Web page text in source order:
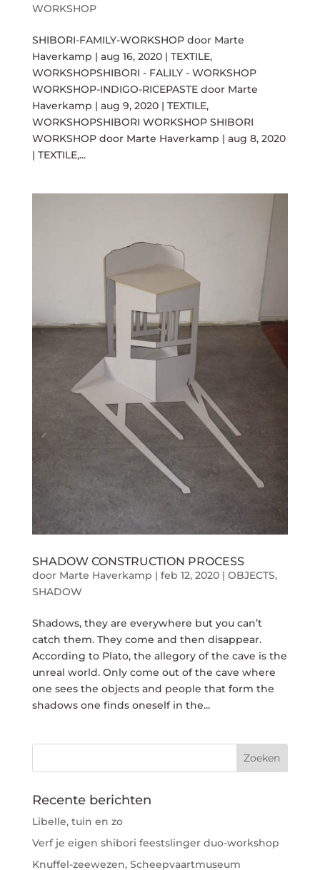
WORKSHOP
SHIBORI-FAMILY-WORKSHOP door Marte
Haverkamp | aug 16, 2020 | TEXTILE,
WORKSHOPSHIBORI - FALILY - WORKSHOP
WORKSHOP-INDIGO-RICEPASTE door Marte
Haverkamp | aug 9, 2020 | TEXTILE,
WORKSHOPSHIBORI WORKSHOP SHIBORI
WORKSHOP door Marte Haverkamp | aug 8, 2020
| TEXTILE,...
SHADOW CONSTRUCTION PROCESS
door Marte Haverkamp | feb 12, 2020| OBJECTS,
SHADOW
Shadows, they are everywhere but you can’t
catch them. They come and then disappear.
According to Plato, the allegory of the cave is the
unreal world. Only come out of the cave where
one sees the objects and people that form the
shadows one finds oneself in the...
Recente berichten
Libelle, tuin en zo
Verf je eigen shibori feestslinger duo-workshop
Knuffel-zeewezen, Scheepvaartmuseum